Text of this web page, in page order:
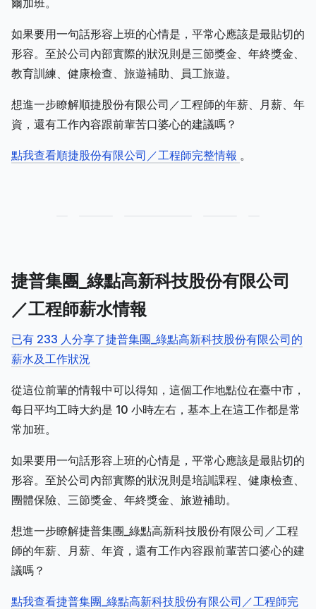
爾加班。
如果要用一句話形容上班的心情是，平常心應該是最貼切的
形容。至於公司內部實際的狀況則是三節獎金、年終獎金、
教育訓練、健康檢查、旅遊補助、員工旅遊。
想進一步瞭解順捷股份有限公司／工程師的年薪、月薪、年
資，還有工作內容跟前輩苦口婆心的建議嗎？
點我查看順捷股份有限公司／工程師完整情報 。
捷普集團_綠點高新科技股份有限公司
／工程師薪水情報
已有 233 人分享了捷普集團_綠點高新科技股份有限公司的
薪水及工作狀況
從這位前輩的情報中可以得知，這個工作地點位在臺中市，
每日平均工時大約是 10 小時左右，基本上在這工作都是常
常加班。
如果要用一句話形容上班的心情是，平常心應該是最貼切的
形容。至於公司內部實際的狀況則是培訓課程、健康檢查、
團體保險、三節獎金、年終獎金、旅遊補助。
想進一步瞭解捷普集團_綠點高新科技股份有限公司／工程
師的年薪、月薪、年資，還有工作內容跟前輩苦口婆心的建
議嗎？
點我查看捷普集團_綠點高新科技股份有限公司／工程師完